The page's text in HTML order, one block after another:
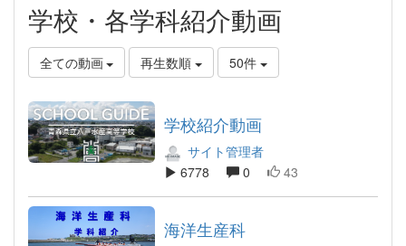
学校・各学科紹介動画
全ての動画 再生数順 50件
学校紹介動画
サイト管理者
6778
0 43
海洋生産科